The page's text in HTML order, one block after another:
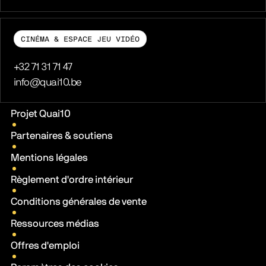
CINÉMA & ESPACE JEU VIDÉO
Téléphone
+32 71 31 71 47
E-mail
info@quai10.be
Liens pratiques
Projet Quai10
Partenaires & soutiens
Mentions légales
Règlement d'ordre intérieur
Conditions générales de vente
Ressources médias
Offres d'emploi